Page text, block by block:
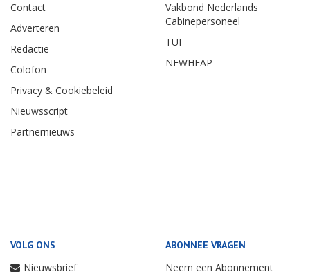
Contact
Adverteren
Redactie
Colofon
Privacy & Cookiebeleid
Nieuwsscript
Partnernieuws
Vakbond Nederlands
Cabinepersoneel
TUI
NEWHEAP
VOLG ONS
Nieuwsbrief
ABONNEE VRAGEN
Neem een Abonnement